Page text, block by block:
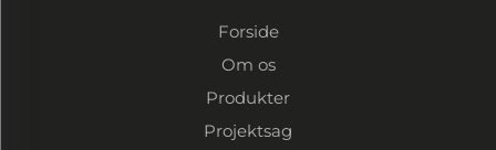
Forside
Om os
Produkter
Projektsag